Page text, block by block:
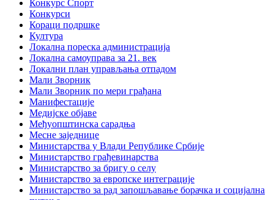
Конкурс Спорт
Конкурси
Кораци подршке
Култура
Локална пореска администрација
Локална самоуправа за 21. век
Локални план управљања отпадом
Мали Зворник
Мали Зворник по мери грађана
Манифестације
Медијске објаве
Међуопштинска сарадња
Месне заједнице
Министарства у Влади Републике Србије
Министарство грађевинарства
Министарство за бригу о селу
Министарство за европске интеграције
Министарство за рад запошљавање борачка и социјална